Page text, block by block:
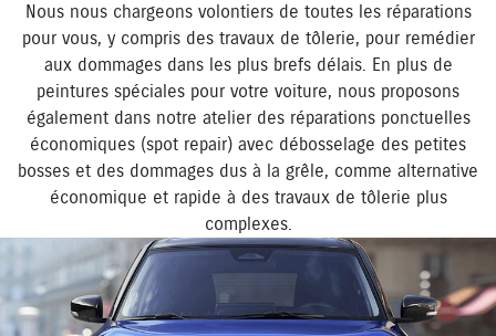
Nous nous chargeons volontiers de toutes les réparations
pour vous, y compris des travaux de tôlerie, pour remédier
aux dommages dans les plus brefs délais. En plus de
peintures spéciales pour votre voiture, nous proposons
également dans notre atelier des réparations ponctuelles
économiques (spot repair) avec débosselage des petites
bosses et des dommages dus à la grêle, comme alternative
économique et rapide à des travaux de tôlerie plus
complexes.